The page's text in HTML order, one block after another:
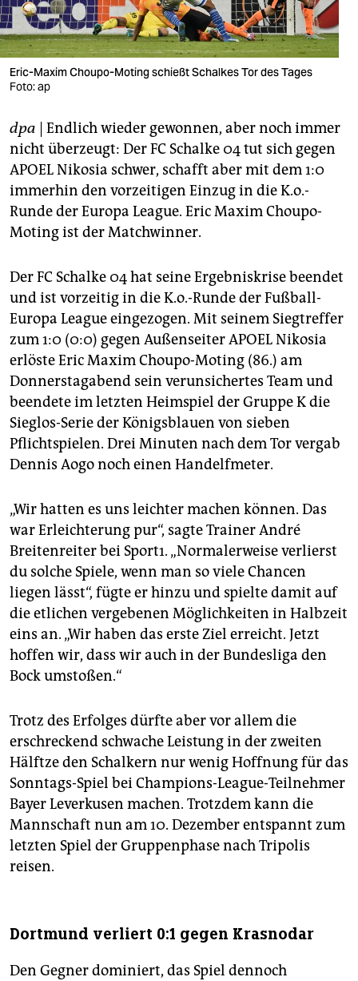
verlag
verlag
veranstaltungen
shop
fragen & hilfe
unterstützen
abo
epaper login
Eric-Maxim Choupo-Moting schießt Schalkes Tor des Tages
Foto: ap
dpa | Endlich wieder gewonnen, aber noch immer
nicht überzeugt: Der FC Schalke 04 tut sich gegen
APOEL Nikosia schwer, schafft aber mit dem 1:0
immerhin den vorzeitigen Einzug in die K.o.-
Runde der Europa League. Eric Maxim Choupo-
Moting ist der Matchwinner.
Der FC Schalke 04 hat seine Ergebniskrise beendet
und ist vorzeitig in die K.o.-Runde der Fußball-
Europa League eingezogen. Mit seinem Siegtreffer
zum 1:0 (0:0) gegen Außenseiter APOEL Nikosia
erlöste Eric Maxim Choupo-Moting (86.) am
Donnerstagabend sein verunsichertes Team und
beendete im letzten Heimspiel der Gruppe K die
Sieglos-Serie der Königsblauen von sieben
Pflichtspielen. Drei Minuten nach dem Tor vergab
Dennis Aogo noch einen Handelfmeter.
„Wir hatten es uns leichter machen können. Das
war Erleichterung pur“, sagte Trainer André
Breitenreiter bei Sport1. „Normalerweise verlierst
du solche Spiele, wenn man so viele Chancen
liegen lässt“, fügte er hinzu und spielte damit auf
die etlichen vergebenen Möglichkeiten in Halbzeit
eins an. „Wir haben das erste Ziel erreicht. Jetzt
hoffen wir, dass wir auch in der Bundesliga den
Bock umstoßen.“
Trotz des Erfolges dürfte aber vor allem die
erschreckend schwache Leistung in der zweiten
Hälftze den Schalkern nur wenig Hoffnung für das
Sonntags-Spiel bei Champions-League-Teilnehmer
Bayer Leverkusen machen. Trotzdem kann die
Mannschaft nun am 10. Dezember entspannt zum
letzten Spiel der Gruppenphase nach Tripolis
reisen.
Dortmund verliert 0:1 gegen Krasnodar
Den Gegner dominiert, das Spiel dennoch